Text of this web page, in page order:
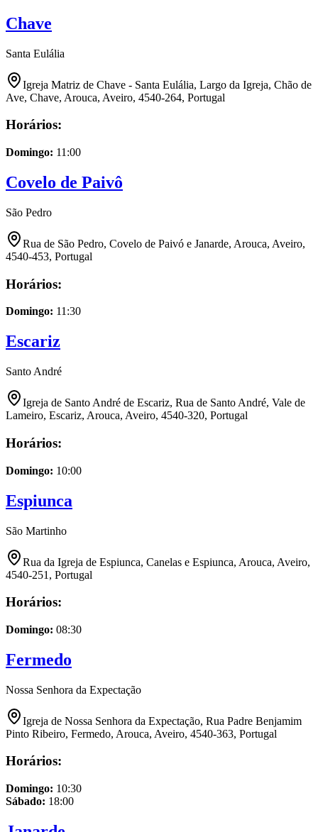
Chave
Santa Eulália
Igreja Matriz de Chave - Santa Eulália, Largo da Igreja, Chão de
Ave, Chave, Arouca, Aveiro, 4540-264, Portugal
Horários:
Domingo: 11:00
Covelo de Paivô
São Pedro
Rua de São Pedro, Covelo de Paivó e Janarde, Arouca, Aveiro,
4540-453, Portugal
Horários:
Domingo: 11:30
Escariz
Santo André
Igreja de Santo André de Escariz, Rua de Santo André, Vale de
Lameiro, Escariz, Arouca, Aveiro, 4540-320, Portugal
Horários:
Domingo: 10:00
Espiunca
São Martinho
Rua da Igreja de Espiunca, Canelas e Espiunca, Arouca, Aveiro,
4540-251, Portugal
Horários:
Domingo: 08:30
Fermedo
Nossa Senhora da Expectação
Igreja de Nossa Senhora da Expectação, Rua Padre Benjamim
Pinto Ribeiro, Fermedo, Arouca, Aveiro, 4540-363, Portugal
Horários:
Domingo: 10:30
Sábado: 18:00